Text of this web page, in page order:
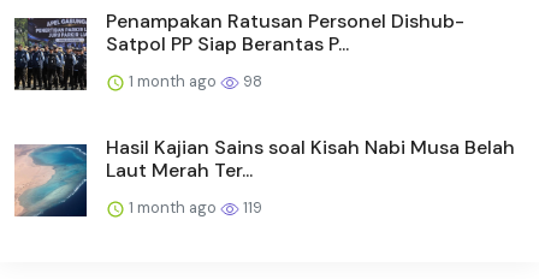
Penampakan Ratusan Personel Dishub-
Satpol PP Siap Berantas P...
1 month ago 98
Hasil Kajian Sains soal Kisah Nabi Musa Belah
Laut Merah Ter...
1 month ago 119